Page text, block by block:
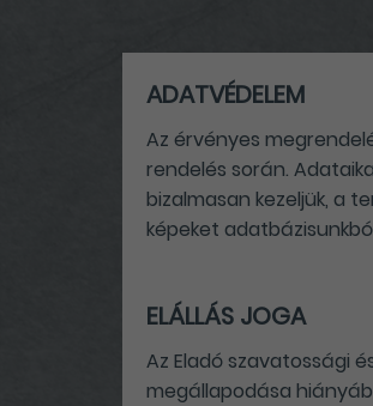
ADATVÉDELEM
Az érvényes
rendelés során.
bizalmasan kezeljük, a
képeket
ELÁLLÁS JOGA
Az Eladó szavatossági
megállapodása